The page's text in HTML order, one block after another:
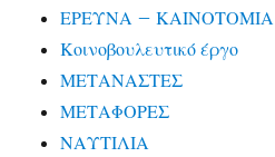
ΕΡΕΥΝΑ – ΚΑΙΝΟΤΟΜΙΑ
Κοινοβουλευτικό έργο
ΜΕΤΑΝΑΣΤΕΣ
ΜΕΤΑΦΟΡΕΣ
ΝΑΥΤΙΛΙΑ